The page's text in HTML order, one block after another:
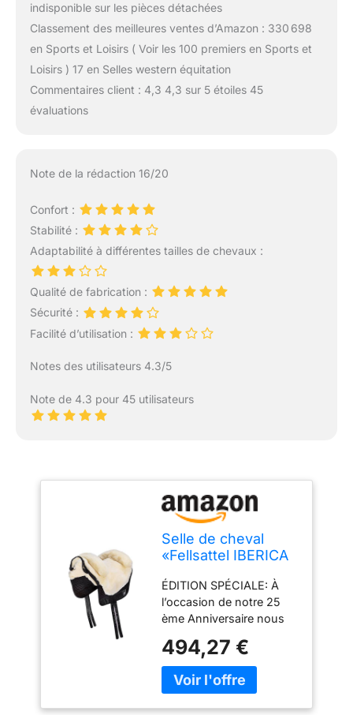
indisponible sur les pièces détachées
Classement des meilleures ventes d’Amazon : 330 698
en Sports et Loisirs ( Voir les 100 premiers en Sports et
Loisirs ) 17 en Selles western équitation
Commentaires client : 4,3 4,3 sur 5 étoiles 45
évaluations
Note de la rédaction 16/20
Confort :
Stabilité :
Adaptabilité à différentes tailles de chevaux :
Qualité de fabrication :
Sécurité :
Facilité d’utilisation :
Notes des utilisateurs 4.3/5
Note de 4.3 pour 45 utilisateurs
Selle de cheval
«Fellsattel IBERICA
CHRIST –selle
espagnole de peau
d’agneau de haute
qualité (treeless),
pour chevaux pur-
sang, poneys et
shetlands.
Couleurs:
ÉDITION SPÉCIALE: À
l’occasion de notre 25
ème Anniversaire nous
clients une édition
spéciale de notre selle
IBERICA PLUS. Au fil des
494,27 €